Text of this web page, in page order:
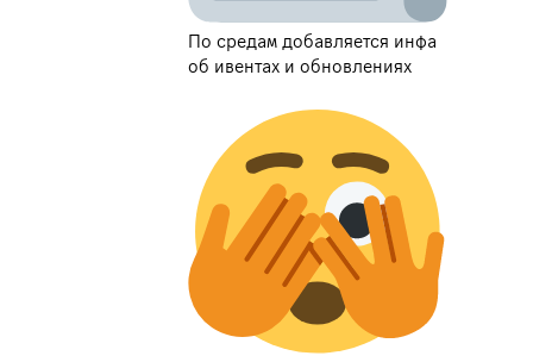
По средам добавляется инфа
об ивентах и обновлениях